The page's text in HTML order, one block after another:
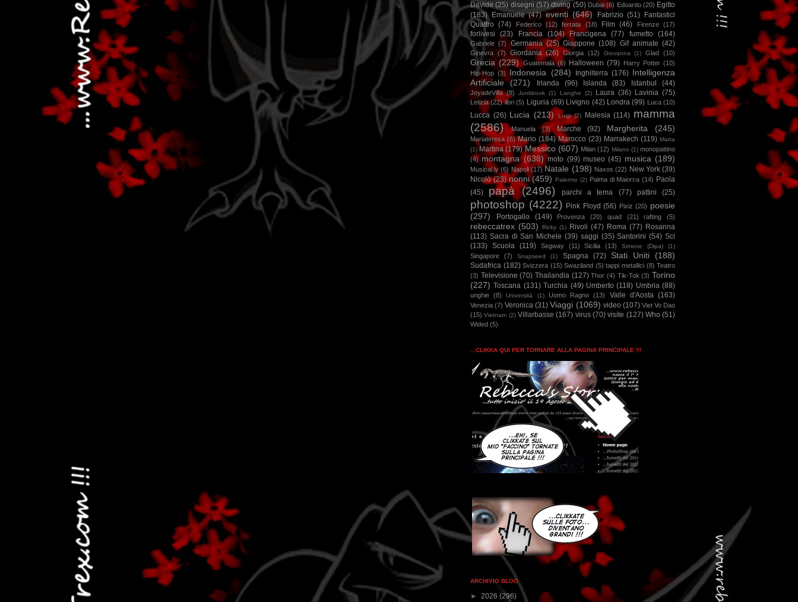
Davide (25) disegni (57) diving (50) Dubai (6) Edoardo (20) Egitto
(183)
Emanuele (47) eventi (646) Fabrizio (51)
Fantastici
Quattro (74) Federico (12) ferrata (18) Film (46) Firenze (17)
forlivesi (23) Francia (104) Francigena (77) fumetto (164)
Gabriele (7) Germania (25) Giappone (108) Gif animate (42)
Ginevra (7) Giordania (26) Giorgia (12) Giovanna (1) Glad (10)
Grecia (229) Guatemala (6) Halloween (79) Harry Potter (10)
Hip-Hop (3) Indonesia (284) Inghilterra (176) Intelligenza
Artificiale
(271) Irlanda (96) Islanda (83) Istanbul (44)
JoyadeVilla (8) Junkbook (1) Langhe (2) Laura (36) Lavinia (75)
Letizia (22) libri (5) Liguria (69) Livigno (42) Londra (99) Luca (10)
Lucca (26) Lucia (213) Luigi (2) Malesia (114) mamma
(2586)
Manuela (3) Marche (92) Margherita (245)
Mariateresa (6) Mario (184) Marocco (23) Marrakech (119) Marta
(1) Martina (179) Messico (607) Milan (12) Milano (1) monopattino
(4) montagna (638) moto (99) museo (45) musica (189)
Musical.ly (6) Napoli (17) Natale (198) Naxos (22) New York (39)
Nicolò (23) nonni (459) Palermo (2) Palma di Maiorca (14) Paola
(45)
papà (2496) parchi a tema (77) pattini (25)
photoshop (4222) Pink Floyd (56) Pixiz (20) poesie
(297)
Portogallo (149) Provenza (20) quad (21) rafting (5)
rebeccatrex (503) Ricky (1) Rivoli (47) Roma (77) Rosanna
(113) Sacra di San Michele (39) saggi (35) Santorini (54) Sci
(133) Scuola (119) Segway (11) Sicilia (13) Simone (Dipa) (1)
Singapore (7) Snapseed (1) Spagna (72) Stati Uniti (188)
Sudafrica (182) Svizzera (15) Swaziland (5) tappi metallici (8) Teatro
(3) Televisione (70) Thailandia (127) Thor (4) Tik-Tok (3) Torino
(227) Toscana (131) Turchia (49) Umberto (118) Umbria (88)
unghie (8) Università (1) Uomo Ragno (13) Valle d'Aosta (163)
Venezia (7) Veronica (31) Viaggi (1069) video (107) Viet Vo Dao
(15) Vietnam (2) Villarbasse (167) virus (70) visite (127) Who (51)
Wided (5)
...CLIKKA QUI PER TORNARE ALLA PAGINA PRINCIPALE !!!
ARCHIVIO BLOG
► 2026 (296)